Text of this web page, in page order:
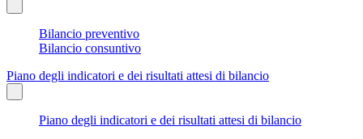
Bilancio preventivo
Bilancio consuntivo
Piano degli indicatori e dei risultati attesi di bilancio
Piano degli indicatori e dei risultati attesi di bilancio